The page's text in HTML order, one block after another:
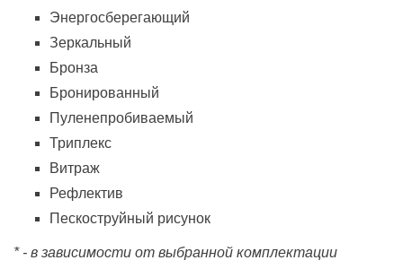
Энергосберегающий
Зеркальный
Бронза
Бронированный
Пуленепробиваемый
Триплекс
Витраж
Рефлектив
Пескоструйный рисунок
* - в зависимости от выбранной комплектации